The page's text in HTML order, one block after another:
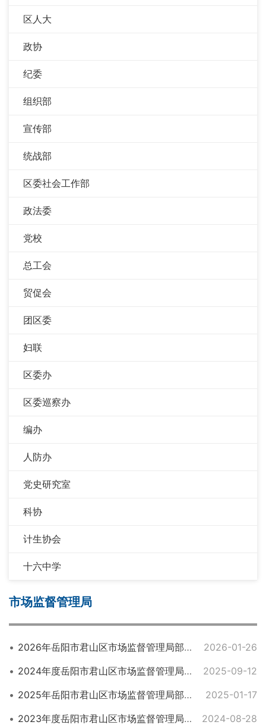
区人大
政协
纪委
组织部
宣传部
统战部
区委社会工作部
政法委
党校
总工会
贸促会
团区委
妇联
区委办
区委巡察办
编办
人防办
党史研究室
科协
计生协会
十六中学
市场监督管理局
2026年岳阳市君山区市场监督管理局部门预算公开
2026-01-26
2024年度岳阳市君山区市场监督管理局部门决算公开
2025-09-12
2025年岳阳市君山区市场监督管理局部门预算公开
2025-01-17
2023年度岳阳市君山区市场监督管理局部门决算公开
2024-08-28